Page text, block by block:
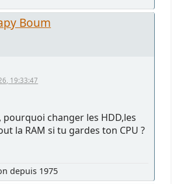
Boum
19:33:47
pourquoi changer les HDD,les
la RAM si tu gardes ton CPU ?
depuis 1975